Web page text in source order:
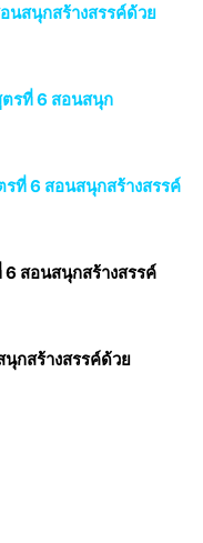
นสนุกสร้างสรรค์ด้วย
รที่ 6 สอนสนุก
รที่ 6 สอนสนุกสร้างสรรค์
สอนสนุกสร้างสรรค์
กสร้างสรรค์ด้วย